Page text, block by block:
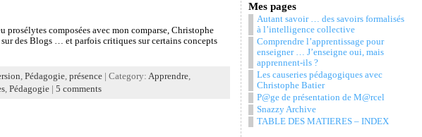
composées avec mon comparse, Christophe
des Blogs … et parfois critiques sur certains concepts
Pédagogie, présence| Category: Apprendre,
, Pédagogie| 5 comments
Mes pages
Autant savoir … des savoirs formalisés
à l’intelligence collective
Comprendre l’apprentissage pour
enseigner … J’enseigne oui, mais
apprennent-ils ?
Les causeries pédagogiques avec
Christophe Batier
P@ge de présentation de M@rcel
Snazzy Archive
TABLE DES MATIERES – INDEX